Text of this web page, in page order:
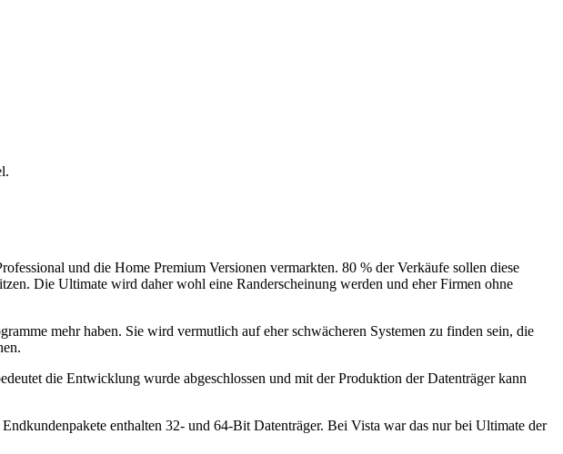
und die Home Premium Versionen vermarkten. 80 % der Verkäufe sollen diese
Die Ultimate wird daher wohl eine Randerscheinung werden und eher Firmen ohne
mehr haben. Sie wird vermutlich auf eher schwächeren Systemen zu finden sein, die
die Entwicklung wurde abgeschlossen und mit der Produktion der Datenträger kann
enthalten 32- und 64-Bit Datenträger. Bei Vista war das nur bei Ultimate der